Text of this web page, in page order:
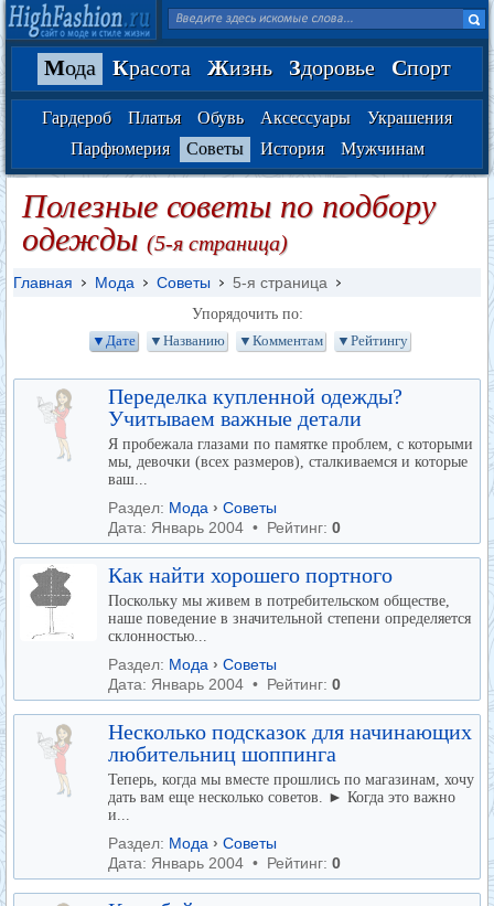
Мода Красота Жизнь Здоровье Спорт
Гардероб Платья Обувь Аксессуары
Украшения
Парфюмерия
Советы История Мужчинам
Полезные советы по подбору
одежды (5-я страница)
Главная Мода Советы 5-я страница
Упорядочить по:
▼Дате
▼Названию ▼Комментам ▼Рейтингу
Переделка купленной одежды?
Учитываем важные детали
Я пробежала глазами по памятке проблем, с которыми
мы, девочки (всех размеров), сталкиваемся и которые
ваш...
Раздел: Мода › Советы
Дата: Январь 2004 • Рейтинг: 0
Как найти хорошего портного
Поскольку мы живем в потребительском обществе,
наше поведение в значительной степени определяется
склонностью...
Раздел: Мода › Советы
Дата: Январь 2004 • Рейтинг: 0
Несколько подсказок для начинающих
любительниц шоппинга
Теперь, когда мы вместе прошлись по магазинам, хочу
дать вам еще несколько советов. ► Когда это важно
и...
Раздел: Мода › Советы
Дата: Январь 2004 • Рейтинг: 0